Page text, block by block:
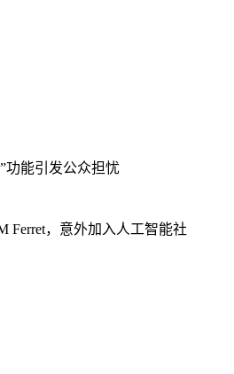
功能引发公众担忧